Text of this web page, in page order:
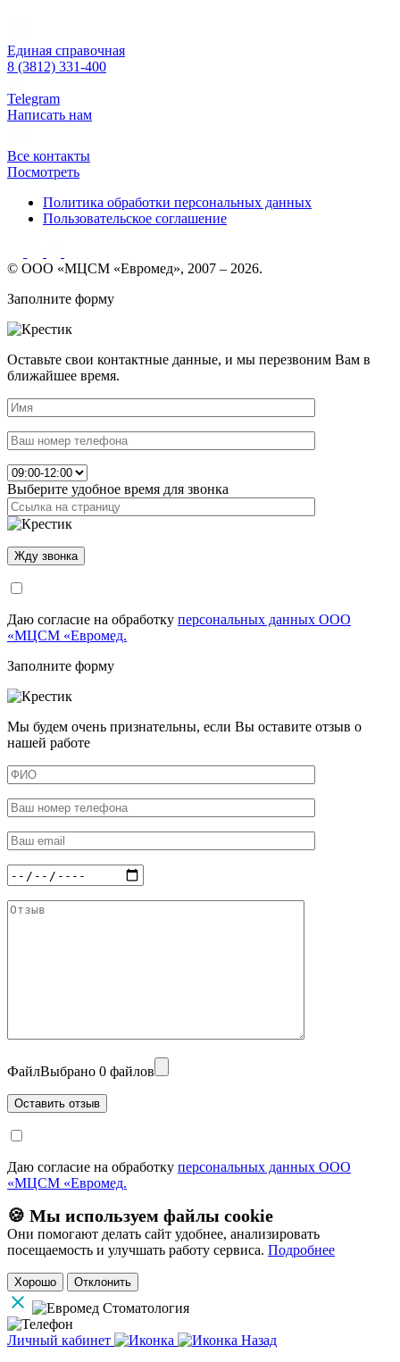
Единая справочная
8 (3812) 331-400
Telegram
Написать нам
Все контакты
Посмотреть
Политика обработки персональных данных
Пользовательское соглашение
© ООО «МЦСМ «Евромед», 2007 – 2026.
Заполните форму
Оставьте свои контактные данные, и мы перезвоним Вам в
ближайшее время.
Выберите удобное время для звонка
Даю согласие на обработку персональных данных ООО
«МЦСМ «Евромед.
Заполните форму
Мы будем очень признательны, если Вы оставите отзыв о
нашей работе
ФайлВыбрано 0 файлов
Даю согласие на обработку персональных данных ООО
«МЦСМ «Евромед.
🍪 Мы используем файлы cookie
Они помогают делать сайт удобнее, анализировать
посещаемость и улучшать работу сервиса. Подробнее
Хорошо Отклонить
Личный кабинет
Назад